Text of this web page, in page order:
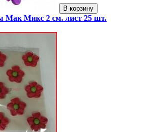
В корзину
Мак Микс 2 см. лист 25 шт.